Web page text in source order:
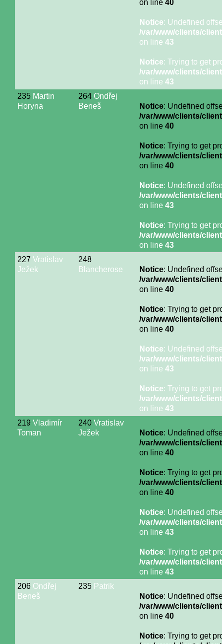
on line 40
Notice: Undefined
/var/www/clients/
on line 43
Notice: Trying to get
/var/www/clients/
on line 43
235 Martin
Horyna
264 Ondřej
Beneš
Notice: Undefined
/var/www/clients/
on line 40
Notice: Trying to get
/var/www/clients/
on line 40
Notice: Undefined
/var/www/clients/
on line 43
Notice: Trying to get
/var/www/clients/
on line 43
227 Vratislav
Ježek
248
Blancherose
Notice: Undefined
/var/www/clients/
on line 40
Notice: Trying to get
/var/www/clients/
on line 40
Notice: Undefined
/var/www/clients/
on line 43
Notice: Trying to get
/var/www/clients/
on line 43
219 Vladimír
Toman
240 Vratislav
Ježek
Notice: Undefined
/var/www/clients/
on line 40
Notice: Trying to get
/var/www/clients/
on line 40
Notice: Undefined
/var/www/clients/
on line 43
Notice: Trying to get
/var/www/clients/
on line 43
206 Ondřej
Beneš
235 Patrik
Notice: Undefined
/var/www/clients/
on line 40
Notice: Trying to get